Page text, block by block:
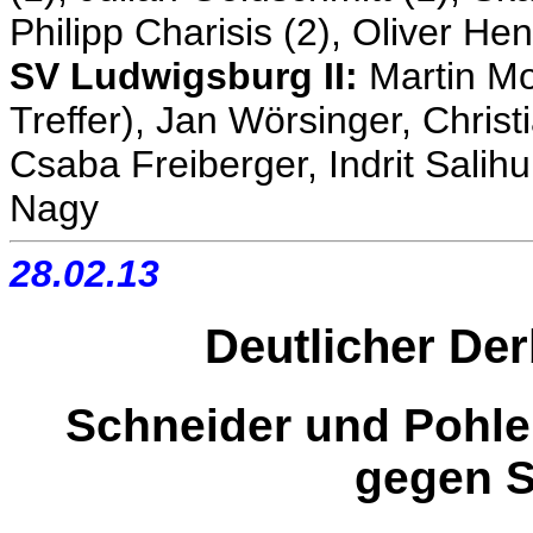
Philipp Charisis (2), Oliver
SV Ludwigsburg II: Martin
Treffer), Jan Wörsinger,
Csaba Freiberger, Indrit
Nagy
28.02.13
Deutlicher
Schneider und
gegen